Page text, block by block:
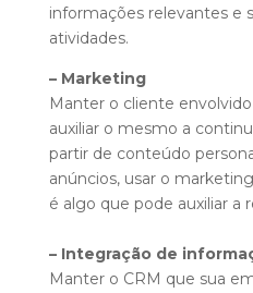
informações relevantes e
atividades.
– Marketing
Manter o cliente
auxiliar o mesmo a
partir de conteúdo
anúncios, usar o
é algo que pode auxiliar a
– Integração de
Manter o CRM que sua